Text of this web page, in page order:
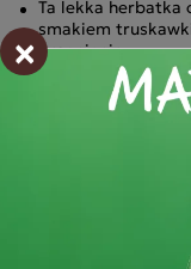
Ta lekka herbatka
smakiem
pragnienie.
Jej soczysty smak
codzienności i
Składniki i
×